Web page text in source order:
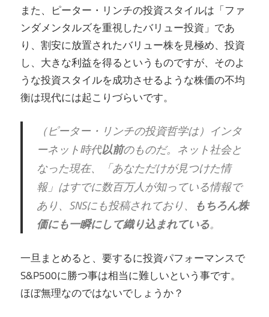
また、ピーター・リンチの投資スタイルは「ファ
ンダメンタルズを重視したバリュー投資」であ
り、割安に放置されたバリュー株を見極め、投資
し、大きな利益を得るというものですが、そのよ
うな投資スタイルを成功させるような株価の不均
衡は現代には起こりづらいです。
（ピーター・リンチの投資哲学は）インタ
ーネット時代以前のものだ。ネット社会と
なった現在、「あなただけが見つけた情
報」はすでに数百万人が知っている情報で
あり、SNSにも投稿されており、
もちろん株
価にも一瞬にして織り込まれている。
一旦まとめると、要するに投資パフォーマンスで
S&P500に勝つ事は相当に難しいという事です。
ほぼ無理なのではないでしょうか？